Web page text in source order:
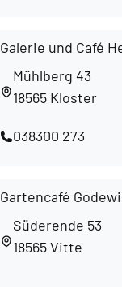
Galerie und Café
Mühlberg 43
18565 Kloster
038300 273
Gartencafé
Süderende 53
18565 Vitte